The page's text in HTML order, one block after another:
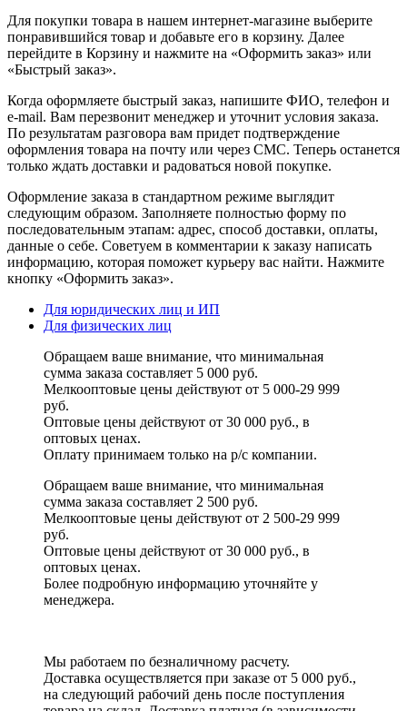
Для покупки товара в нашем интернет-магазине выберите
понравившийся товар и добавьте его в корзину. Далее
перейдите в Корзину и нажмите на «Оформить заказ» или
«Быстрый заказ».
Когда оформляете быстрый заказ, напишите ФИО, телефон и
e-mail. Вам перезвонит менеджер и уточнит условия заказа.
По результатам разговора вам придет подтверждение
оформления товара на почту или через СМС. Теперь останется
только ждать доставки и радоваться новой покупке.
Оформление заказа в стандартном режиме выглядит
следующим образом. Заполняете полностью форму по
последовательным этапам: адрес, способ доставки, оплаты,
данные о себе. Советуем в комментарии к заказу написать
информацию, которая поможет курьеру вас найти. Нажмите
кнопку «Оформить заказ».
Для юридических лиц и ИП
Для физических лиц
Обращаем ваше внимание, что минимальная
сумма заказа составляет 5 000 руб.
Мелкооптовые цены действуют от 5 000-29 999
руб.
Оптовые цены действуют от 30 000 руб., в
оптовых ценах.
Оплату принимаем только на р/с компании.
Обращаем ваше внимание, что минимальная
сумма заказа составляет 2 500 руб.
Мелкооптовые цены действуют от 2 500-29 999
руб.
Оптовые цены действуют от 30 000 руб., в
оптовых ценах.
Более подробную информацию уточняйте у
менеджера.
Мы работаем по безналичному расчету.
Доставка осуществляется при заказе от 5 000 руб.,
на следующий рабочий день после поступления